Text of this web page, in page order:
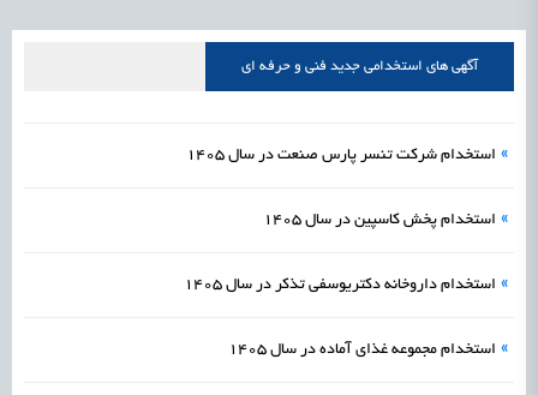
علمی
1405/05/16 اشتغال و کارآفرینی رسیدن مجوز ایجاد «سندباکس» به نهادهای توسعه‌ای و صنفی
آگهی های استخدامی جدید فنی و حرفه ای
» استخدام شرکت تنسر پارس صنعت در سال 1405
» استخدام پخش کاسپین در سال 1405
» استخدام داروخانه دکتریوسفی تذکر در سال 1405
» استخدام مجموعه غذای آماده در سال 1405